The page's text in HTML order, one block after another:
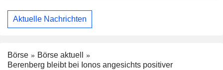
Aktuelle Nachrichten
Börse
Börse aktuell
Berenberg bleibt bei Ionos angesichts positiver